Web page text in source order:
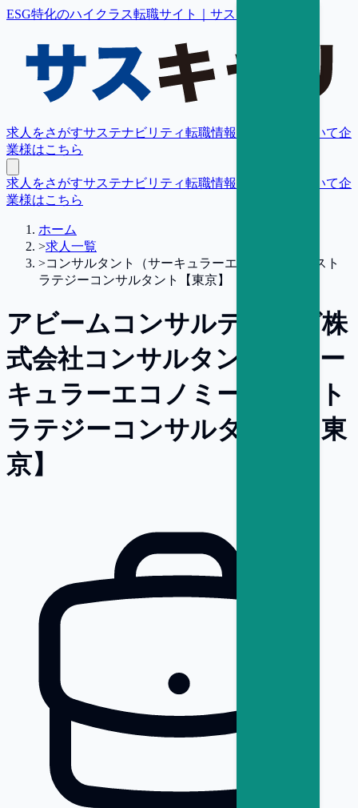
ESG特化のハイクラス転職サイト｜サスキャリ
求人をさがすサステナビリティ転職情報 転職支援について企
業様はこちら
求人をさがすサステナビリティ転職情報 転職支援について企
業様はこちら
ホーム
>求人一覧
>コンサルタント（サーキュラーエコノミー）／スト
ラテジーコンサルタント【東京】
アビームコンサルティング株
式会社コンサルタント（サー
キュラーエコノミー）／スト
ラテジーコンサルタント【東
京】